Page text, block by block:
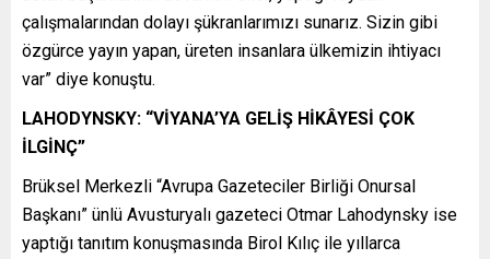
çalışmalarından dolayı şükranlarımızı sunarız. Sizin gibi
özgürce yayın yapan, üreten insanlara ülkemizin ihtiyacı
var” diye konuştu.
LAHODYNSKY: “VİYANA’YA GELİŞ HİKÂYESİ ÇOK
İLGİNÇ”
Brüksel Merkezli “Avrupa Gazeteciler Birliği Onursal
Başkanı” ünlü Avusturyalı gazeteci Otmar Lahodynsky ise
yaptığı tanıtım konuşmasında Birol Kılıç ile yıllarca